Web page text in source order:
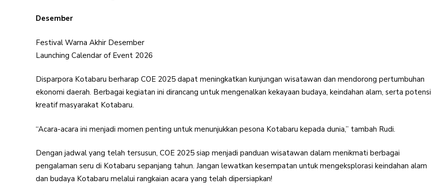
Desember
Festival Warna Akhir Desember
Launching Calendar of Event 2026
Disparpora Kotabaru berharap COE 2025 dapat meningkatkan kunjungan wisatawan dan mendorong pertumbuhan
ekonomi daerah. Berbagai kegiatan ini dirancang untuk mengenalkan kekayaan budaya, keindahan alam, serta potensi
kreatif masyarakat Kotabaru.
“Acara-acara ini menjadi momen penting untuk menunjukkan pesona Kotabaru kepada dunia,” tambah Rudi.
Dengan jadwal yang telah tersusun, COE 2025 siap menjadi panduan wisatawan dalam menikmati berbagai
pengalaman seru di Kotabaru sepanjang tahun. Jangan lewatkan kesempatan untuk mengeksplorasi keindahan alam
dan budaya Kotabaru melalui rangkaian acara yang telah dipersiapkan!